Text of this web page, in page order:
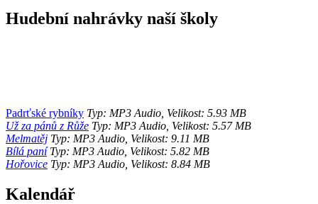
Hudební nahrávky naší školy
Padrťské rybníky Typ: MP3 Audio, Velikost: 5.93 MB
Už za pánů z Růže Typ: MP3 Audio, Velikost: 5.57 MB
Melmatěj Typ: MP3 Audio, Velikost: 9.11 MB
Bílá paníTyp: MP3 Audio, Velikost: 5.82 MB
Hořovice Typ: MP3 Audio, Velikost: 8.84 MB
Kalendář